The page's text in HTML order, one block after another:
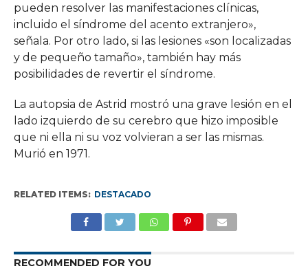
pueden resolver las manifestaciones clínicas,
incluido el síndrome del acento extranjero»,
señala. Por otro lado, si las lesiones «son localizadas
y de pequeño tamaño», también hay más
posibilidades de revertir el síndrome.
La autopsia de Astrid mostró una grave lesión en el
lado izquierdo de su cerebro que hizo imposible
que ni ella ni su voz volvieran a ser las mismas.
Murió en 1971.
RELATED ITEMS: DESTACADO
RECOMMENDED FOR YOU